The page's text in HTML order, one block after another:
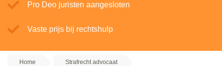
Pro Deo juristen aangesloten
Vaste prijs bij rechtshulp
Home Strafrecht advocaat